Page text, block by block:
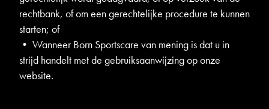
rechtbank, of om een ​​gerechtelijke procedure te kunnen
starten; of
• Wanneer Born Sportscare van mening is dat u in
strijd handelt met de gebruiksaanwijzing op onze
website.